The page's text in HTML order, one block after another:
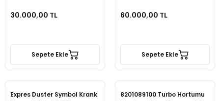
30.000,00 TL
Sepete Ekle
60.000,00 TL
Sepete Ekle
Expres Duster Symbol Krank
8201089100 Turbo Hortumu